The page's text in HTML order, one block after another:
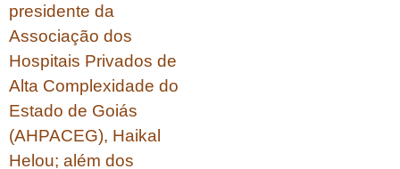
presidente da
Associação dos
Hospitais Privados de
Alta Complexidade do
Estado de Goiás
(AHPACEG), Haikal
Helou; além dos